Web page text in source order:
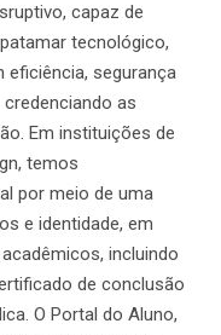
capaz de
tecnológico,
eficiência, segurança
as
Em instituições de
temos
por meio de uma
e identidade, em
incluindo
de conclusão
O Portal do Aluno,